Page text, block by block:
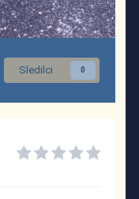
Sledilci 0